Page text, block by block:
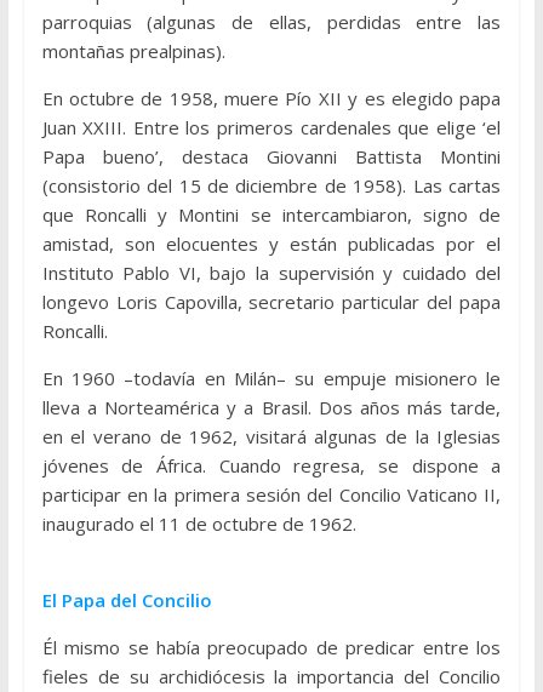
parroquias (algunas de ellas, perdidas entre las
montañas prealpinas).
En octubre de 1958, muere Pío XII y es elegido papa
Juan XXIII. Entre los primeros cardenales que elige ‘el
Papa bueno’, destaca Giovanni Battista Montini
(consistorio del 15 de diciembre de 1958). Las cartas
que Roncalli y Montini se intercambiaron, signo de
amistad, son elocuentes y están publicadas por el
Instituto Pablo VI, bajo la supervisión y cuidado del
longevo Loris Capovilla, secretario particular del papa
Roncalli.
En 1960 –todavía en Milán– su empuje misionero le
lleva a Norteamérica y a Brasil. Dos años más tarde,
en el verano de 1962, visitará algunas de la Iglesias
jóvenes de África. Cuando regresa, se dispone a
participar en la primera sesión del Concilio Vaticano II,
inaugurado el 11 de octubre de 1962.
El Papa del Concilio
Él mismo se había preocupado de predicar entre los
fieles de su archidiócesis la importancia del Concilio